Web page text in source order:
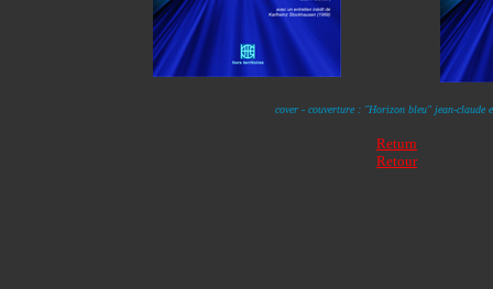
cover - couverture : "Horizon bleu" jean-claude
Return
Retour